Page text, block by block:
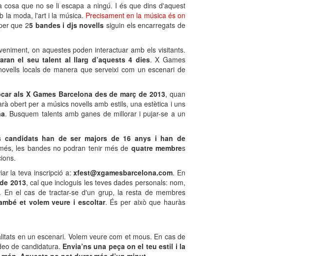
que no se li escapa a ningú. I és que dins d'aquest
la moda, l'art i la música. Precisament en la música és on
que 25 bandes i djs novells siguin els encarregats de
on aquestes poden interactuar amb els visitants.
el seu talent al llarg d’aquests 4 dies. X Games
locals de manera que serveixi com un escenari de
als X Games Barcelona des de març de 2013, quan
obert per a músics novells amb estils, una estètica i uns
. Busquem talents amb ganes de millorar i pujar-se a un
candidats han de ser majors de 16 anys i han de
les bandes no podran tenir més de quatre membres
la teva inscripció a:xfest@xgamesbarcelona.com. En
2013, cal que incloguis les teves dades personals: nom,
el cas de tractar-se d'un grup, la resta de membres
et volem veure i escoltar. És per això que hauràs
en un escenari. Volem veure com et mous. En cas de
de candidatura. Envia’ns una peça on el teu estil i la